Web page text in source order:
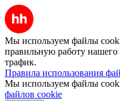
Мы используем файлы
правильную работу нашего
трафик.
Правила использования
Мы используем файлы
файлов cookie